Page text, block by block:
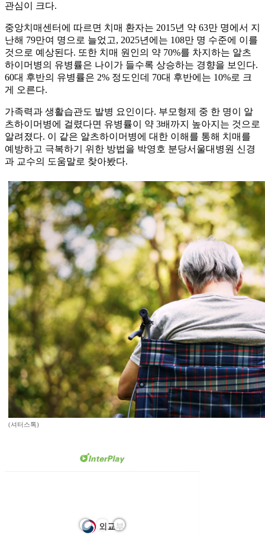
관심이 크다.
중앙치매센터에 따르면 치매 환자는 2015년 약 63만 명에서 지
난해 79만여 명으로 늘었고, 2025년에는 108만 명 수준에 이를
것으로 예상된다. 또한 치매 원인의 약 70%를 차지하는 알츠
하이머병의 유병률은 나이가 들수록 상승하는 경향을 보인다.
60대 후반의 유병률은 2% 정도인데 70대 후반에는 10%로 크
게 오른다.
가족력과 생활습관도 발병 요인이다. 부모형제 중 한 명이 알
츠하이머병에 걸렸다면 유병률이 약 3배까지 높아지는 것으로
알려졌다. 이 같은 알츠하이머병에 대한 이해를 통해 치매를
예방하고 극복하기 위한 방법을 박영호 분당서울대병원 신경
과 교수의 도움말로 찾아봤다.
(셔터스톡)